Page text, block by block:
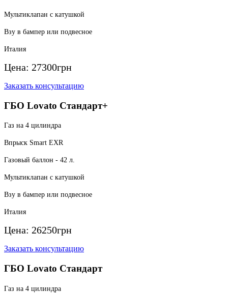
Мультиклапан с катушкой
Взу в бампер или подвесное
Италия
Цена: 27300грн
Заказать консультацию
ГБО Lovato Стандарт+
Газ на 4 цилиндра
Впрыск Smart EXR
Газовый баллон - 42 л.
Мультиклапан с катушкой
Взу в бампер или подвесное
Италия
Цена: 26250грн
Заказать консультацию
ГБО Lovato Стандарт
Газ на 4 цилиндра